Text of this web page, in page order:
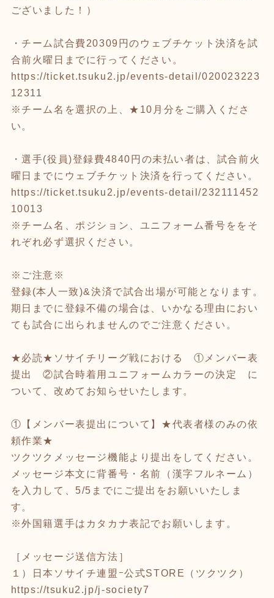
ございました！）
・チーム試合費20309円のウェブチケット決済を試
合前火曜日までに行ってください。
https://ticket.tsuku2.jp/events-detail/020023223
12311
※チーム名を選択の上、★10月分をご購入くださ
い。
・選手(役員)登録費4840円の未払い者は、試合前火
曜日までにウェブチケット決済を行ってください。
https://ticket.tsuku2.jp/events-detail/232111452
10013
※チーム名、ポジション、ユニフォーム番号ををそ
れぞれ必ず選択ください。
※ご注意※
登録(本人一致)&決済で試合出場が可能となります。
期日までに登録不備の場合は、いかなる理由におい
ても試合に出られませんのでご注意ください。
★必読★ソサイチリーグ戦における ①メンバー表
提出 ②試合時着用ユニフォームカラーの決定 に
ついて、改めてお知らせいたします。
①【メンバー表提出について】★代表者様のみの依
頼作業★
ツクツクメッセージ機能より提出をしてください。
メッセージ本文に背番号・名前（漢字フルネーム）
を入力して、5/5までにご提出をお願いいたしま
す。
※外国籍選手はカタカナ表記でお願いします。
［メッセージ送信方法］
１）日本ソサイチ連盟ｰ公式STORE（ツクツク）
https://tsuku2.jp/j-society7